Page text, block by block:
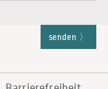
senden